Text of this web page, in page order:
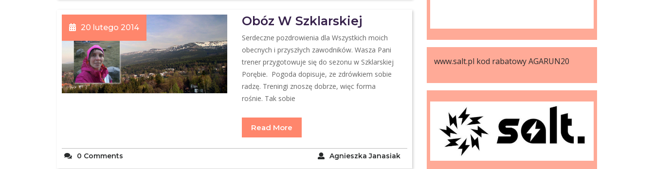
20 lutego 2014 Obóz W Szklarskiej
Serdeczne pozdrowienia dla Wszystkich moich
obecnych i przyszłych zawodników. Wasza Pani
trener przygotowuje się do sezonu w Szklarskiej
Porębie. Pogoda dopisuje, ze zdrówkiem sobie
radzę. Treningi znoszę dobrze, więc forma
rośnie. Tak sobie
Read More
Agnieszka Janasiak
0 Comments
www.salt.pl kod rabatowy AGARUN20